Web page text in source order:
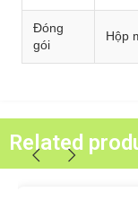
Đóng
gói
Hộp
Related